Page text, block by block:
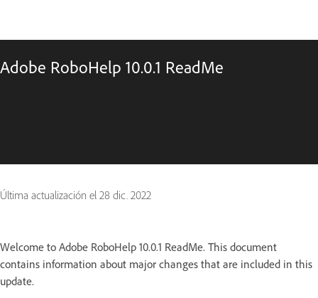
Adobe RoboHelp 10.0.1 ReadMe
Última actualización el 28 dic. 2022
Welcome to Adobe RoboHelp 10.0.1 ReadMe. This document
contains information about major changes that are included in this
update.